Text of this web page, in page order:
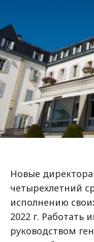
Новые
четырехлетний
исполнению
2022 г. Работать
руководством